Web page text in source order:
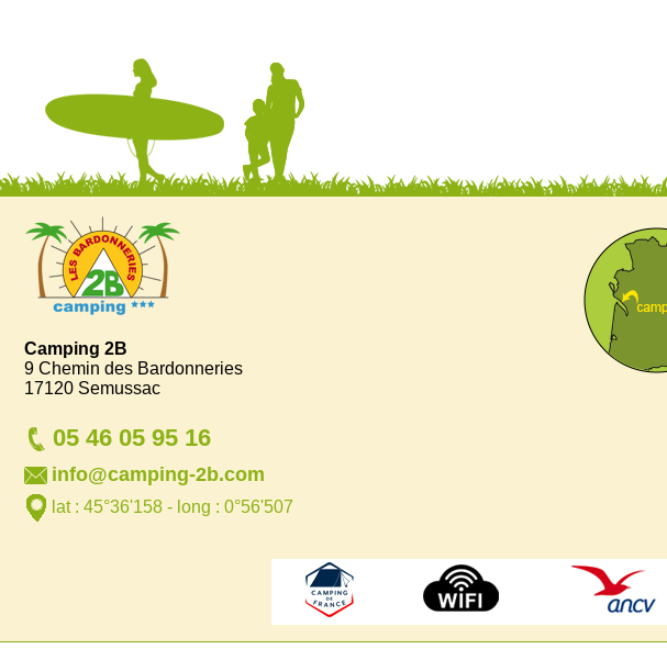
Camping 2B
9 Chemin des Bardonneries
17120 Semussac
05 46 05 95 16
info@camping-2b.com
lat : 45°36'158 - long : 0°56'507